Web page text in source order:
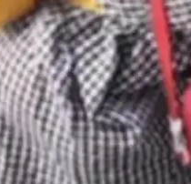
多了两项：
从PoC走
AI应用...
示——bool
模式、浅
义的组
了。要知道
、校验、或
，两个
大厂都在
在 Twitte
了 Cloudfla
跟其他所
上它不一
十年前的
建在 Cloudf
建的平台
的分
最新开源项
Cloudflare
进程。 设
的 SQLite
的 S3 兼容
库协调——
夺
系列
件成本暴
速度明显